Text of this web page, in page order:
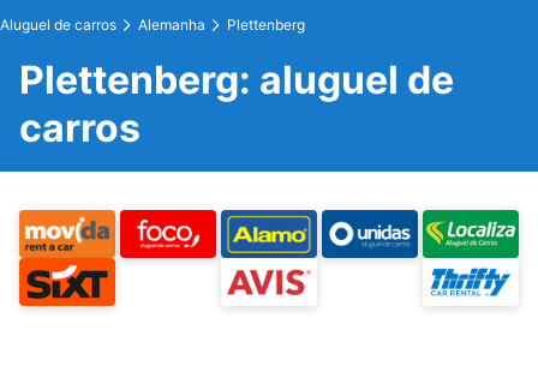
Aluguel de carros Alemanha Plettenberg
Plettenberg: aluguel de
carros